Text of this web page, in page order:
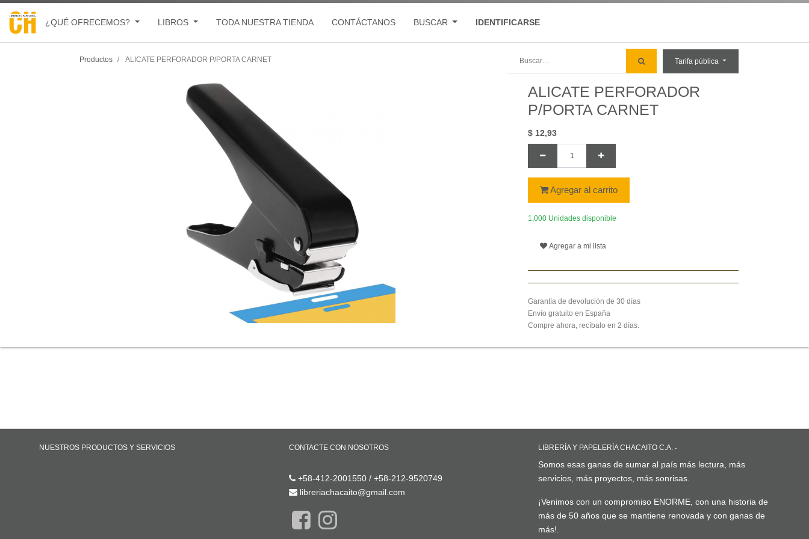
¿QUÉ OFRECEMOS? LIBROS TODA NUESTRA TIENDA CONTÁCTANOS BUSCAR IDENTIFICARSE
Productos ALICATE PERFORADOR P/PORTA CARNET Tarifa pública
ALICATE PERFORADOR
P/PORTA CARNET
$ 12,93
Agregar al carrito
1,000 Unidades disponible
Agregar a mi lista
Garantía de devolución de 30 días
Envío gratuito en España
Compre ahora, recíbalo en 2 días.
NUESTROS PRODUCTOS Y SERVICIOS CONTACTE CON NOSOTROS
+58-412-2001550 / +58-212-9520749
libreriachacaito@gmail.com
LIBRERÍA Y PAPELERÍA CHACAITO C.A. -
Somos esas ganas de sumar al país más lectura, más
servicios, más proyectos, más sonrisas.
¡Venimos con un compromiso ENORME, con una historia de
más de 50 años que se mantiene renovada y con ganas de
más!.